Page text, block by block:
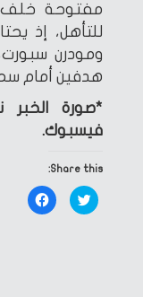
مفتوحة خلف
للتأهل، إذ
ومودرن
هدفين أمام
*صورة
فيسبوك.
Share this:
Click
to
share
Click
to